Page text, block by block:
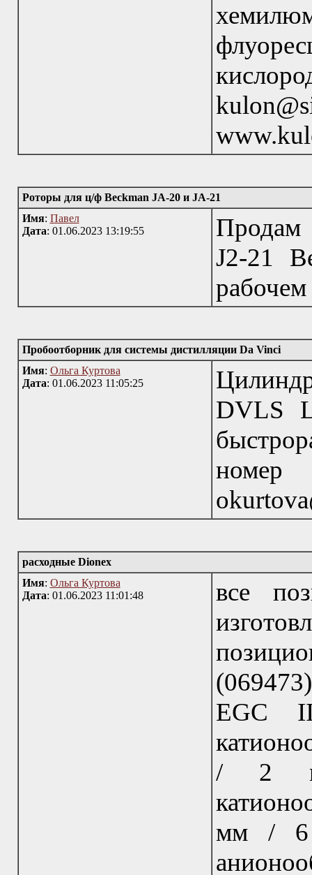
Роторы для ц/ф Beckman JA-20 и JA-21
Имя: Павел
Дата: 01.06.2023 13:19:55
Продам
J2-21
рабочем
Пробоотборник для системы дистилляции Da Vinci
Имя: Ольга Куртова
Дата: 01.06.2023 11:05:25
DVLS
расходные Dionex
Имя: Ольга Куртова
Дата: 01.06.2023 11:01:48
все
EGC
/ 2 мм
мм / 6